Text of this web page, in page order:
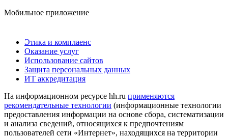
Мобильное приложение
Этика и комплаенс
Оказание услуг
Использование сайтов
Защита персональных данных
ИТ аккредитация
На информационном ресурсе hh.ru применяются
рекомендательные технологии (информационные технологии
предоставления информации на основе сбора, систематизации
и анализа сведений, относящихся к предпочтениям
пользователей сети «Интернет», находящихся на территории